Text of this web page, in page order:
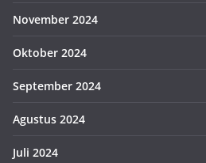
November 2024
Oktober 2024
September 2024
Agustus 2024
Juli 2024